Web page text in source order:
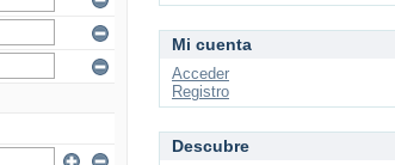
Mi cuenta
Acceder
Registro
Descubre